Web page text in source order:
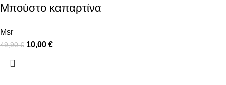
Μπούστο καπαρτίνα
Msr
49,90€ 10,00 €